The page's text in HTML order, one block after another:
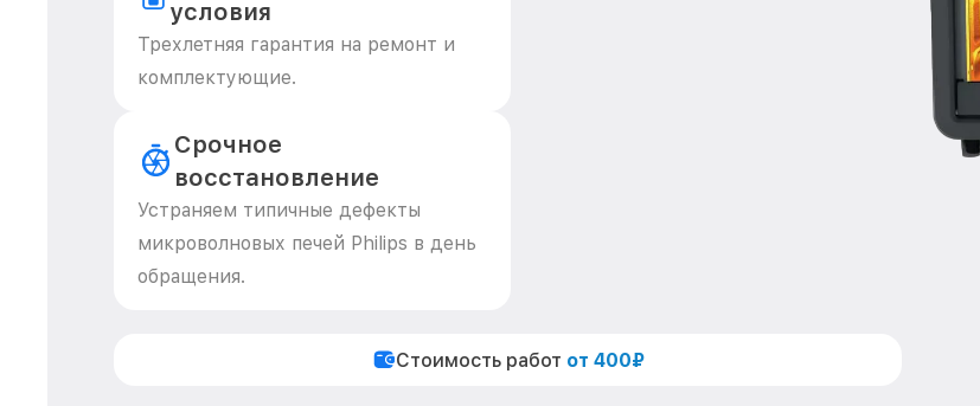
условия
Трехлетняя гарантия на ремонт и
комплектующие.
Срочное
восстановление
Устраняем типичные дефекты
микроволновых печей Philips в день
обращения.
Стоимость работ от 400₽